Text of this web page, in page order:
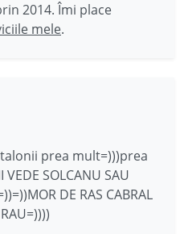
2014. Îmi place
mele.
prea mult=)))prea
SOLCANU SAU
DE RAS CABRAL